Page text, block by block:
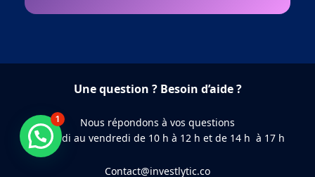
Une question ? Besoin d’aide ?
Nous répondons à vos questions
du lundi au vendredi de 10 h à 12 h et de 14 h à 17 h
Contact@investlytic.co
Besoin d'aide ?
1